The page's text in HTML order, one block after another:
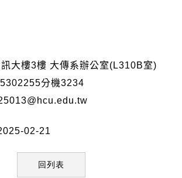
訊大樓3樓 大傳系辦公室(L310B室)
分機3234
02-21
回列表